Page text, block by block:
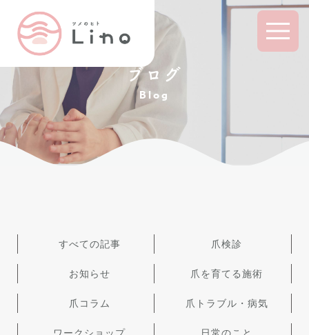
ブログ
Blog
すべての記事 爪検診
お知らせ 爪を育てる施術
爪コラム 爪トラブル・病気